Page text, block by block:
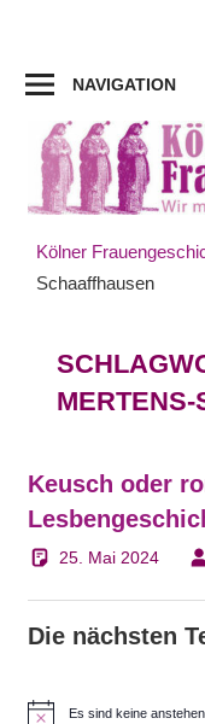
springen
NAVIGATION
Kölner
Schaaffhausen
Keusch oder
25. Mai 2024
Die nächsten
Es sind keine